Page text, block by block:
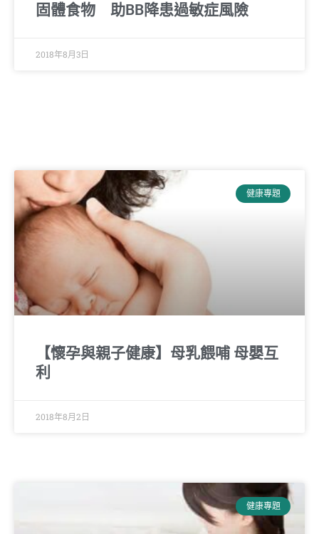
固體食物 助BB降患過敏症風險
2018年8月3日
健康專題
【懷孕與親子健康】母乳餵哺 母嬰互
利
2018年8月2日
健康專題